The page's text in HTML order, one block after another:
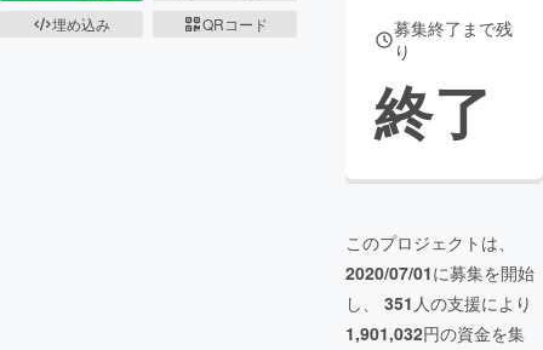
埋め込み
QRコード
募集終了まで残
り
終了
このプロジェクトは、
2020/07/01に募集を開始
し、 351 人の支援により
1,901,032円の資金を集